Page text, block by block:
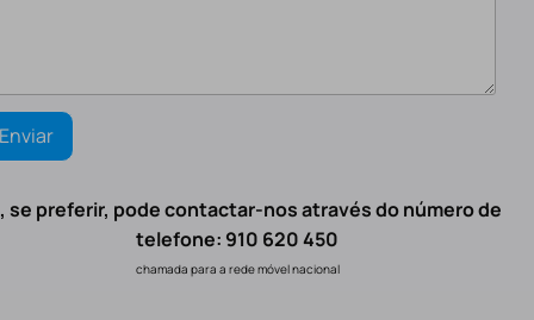
se preferir, pode contactar-nos através do número de
telefone: 910 620 450
chamada para a rede móvel nacional